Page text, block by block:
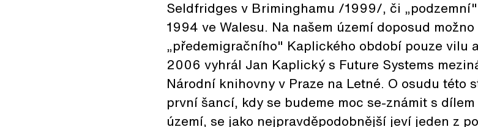
Seldfridges v Briminghamu /1999/, či
1994 ve Walesu. Na našem území doposud
„předemigračního" Kaplického období pouze vilu
2006 vyhrál Jan Kaplický s Future Systems
Národní knihovny v Praze na Letné. O osudu této
první šancí, kdy se budeme moc se-známit s
území, se jako nejpravděpodobnější jeví jeden z